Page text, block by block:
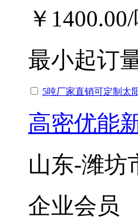
￥1400.00
最小起订
5吨厂家直销可定制太
高密优能
山东-潍坊
企业会员